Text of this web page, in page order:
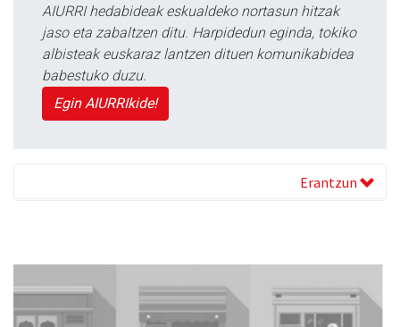
AIURRI hedabideak eskualdeko nortasun hitzak
jaso eta zabaltzen ditu. Harpidedun eginda, tokiko
albisteak euskaraz lantzen dituen komunikabidea
babestuko duzu.
Egin AIURRIkide!
Erantzun